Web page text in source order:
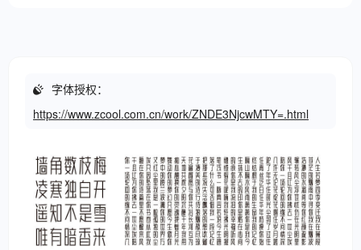
字体授权：
https://www.zcool.com.cn/work/ZNDE3NjcwMTY=.html